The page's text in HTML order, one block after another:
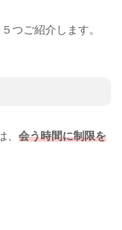
つご紹介します。
、 会う時間に制限を